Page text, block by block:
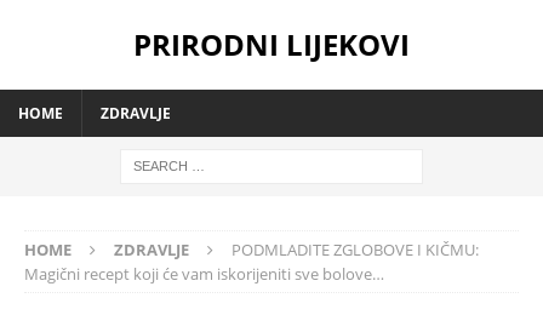
PRIRODNI LIJEKOVI
HOME ZDRAVLJE
HOME ZDRAVLJE
PODMLADITE ZGLOBOVE I KIČMU:
Magični recept koji će vam iskorijeniti sve bolove…